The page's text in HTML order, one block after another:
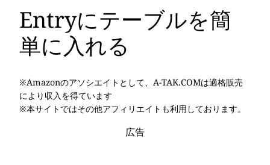
Entryにテーブルを簡
単に入れる
※Amazonのアソシエイトとして、A-TAK.COMは適格販売
により収入を得ています
※本サイトではその他アフィリエイトも利用しております。
広告